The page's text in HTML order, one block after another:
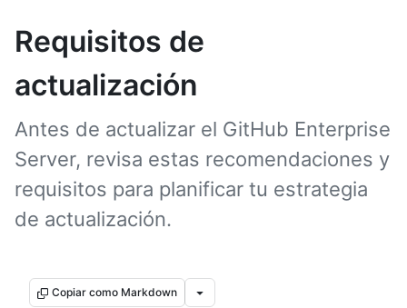
Requisitos de
actualización
Antes de actualizar el GitHub Enterprise
Server, revisa estas recomendaciones y
requisitos para planificar tu estrategia
de actualización.
Copiar como Markdown